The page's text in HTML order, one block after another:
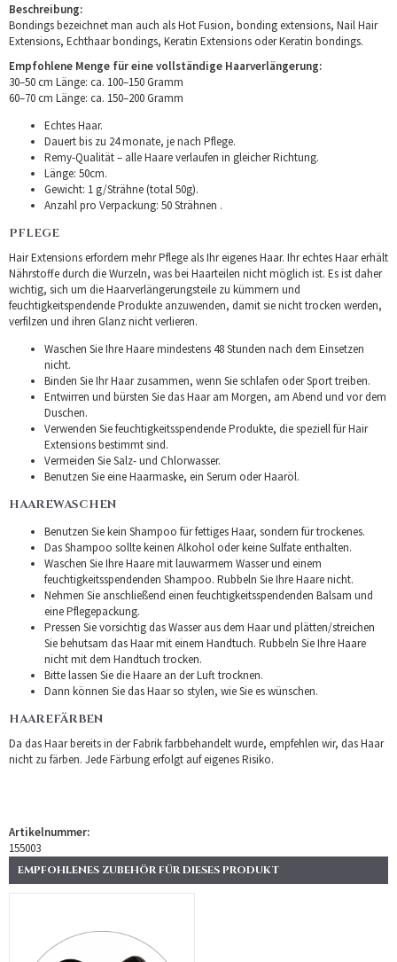
Beschreibung:
Bondings bezeichnet man auch als Hot Fusion, bonding extensions, Nail Hair
Extensions, Echthaar bondings, Keratin Extensions oder Keratin bondings.
Empfohlene Menge für eine vollständige Haarverlängerung:
30–50 cm Länge: ca. 100–150 Gramm
60–70 cm Länge: ca. 150–200 Gramm
Echtes Haar.
Dauert bis zu 24 monate, je nach Pflege.
Remy-Qualität – alle Haare verlaufen in gleicher Richtung.
Länge: 50cm.
Gewicht: 1 g/Strähne (total 50g).
Anzahl pro Verpackung: 50 Strähnen .
PFLEGE
Hair Extensions erfordern mehr Pflege als Ihr eigenes Haar. Ihr echtes Haar erhält
Nährstoffe durch die Wurzeln, was bei Haarteilen nicht möglich ist. Es ist daher
wichtig, sich um die Haarverlängerungsteile zu kümmern und
feuchtigkeitspendende Produkte anzuwenden, damit sie nicht trocken werden,
verfilzen und ihren Glanz nicht verlieren.
Waschen Sie Ihre Haare mindestens 48 Stunden nach dem Einsetzen
nicht.
Binden Sie Ihr Haar zusammen, wenn Sie schlafen oder Sport treiben.
Entwirren und bürsten Sie das Haar am Morgen, am Abend und vor dem
Duschen.
Verwenden Sie feuchtigkeitsspendende Produkte, die speziell für Hair
Extensions bestimmt sind.
Vermeiden Sie Salz- und Chlorwasser.
Benutzen Sie eine Haarmaske, ein Serum oder Haaröl.
HAAREWASCHEN
Benutzen Sie kein Shampoo für fettiges Haar, sondern für trockenes.
Das Shampoo sollte keinen Alkohol oder keine Sulfate enthalten.
Waschen Sie Ihre Haare mit lauwarmem Wasser und einem
feuchtigkeitsspendenden Shampoo. Rubbeln Sie Ihre Haare nicht.
Nehmen Sie anschließend einen feuchtigkeitsspendenden Balsam und
eine Pflegepackung.
Pressen Sie vorsichtig das Wasser aus dem Haar und plätten/streichen
Sie behutsam das Haar mit einem Handtuch. Rubbeln Sie Ihre Haare
nicht mit dem Handtuch trocken.
Bitte lassen Sie die Haare an der Luft trocknen.
Dann können Sie das Haar so stylen, wie Sie es wünschen.
HAAREFÄRBEN
Da das Haar bereits in der Fabrik farbbehandelt wurde, empfehlen wir, das Haar
nicht zu färben. Jede Färbung erfolgt auf eigenes Risiko.
Artikelnummer:
155003
EMPFOHLENES ZUBEHÖR FÜR DIESES PRODUKT